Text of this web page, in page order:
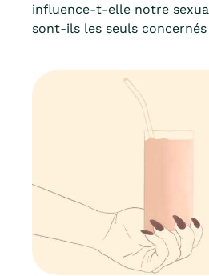
influence-t-elle notre
sont-ils les seuls concernés
sexuels sont largement
consommation de porno :
complexes, pratiques
même augmenter le risque
sexuelles.Mia fait le point
notamment chez les plus